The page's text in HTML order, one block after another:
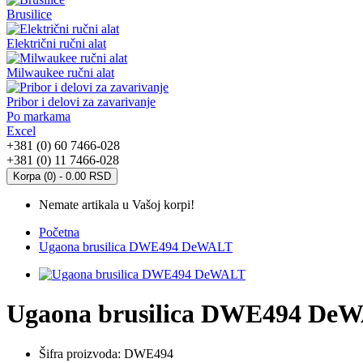
Brusilice
Električni ručni alat
Milwaukee ručni alat
Pribor i delovi za zavarivanje
Po markama
Excel
+381 (0) 60 7466-028
+381 (0) 11 7466-028
Korpa (0) - 0.00 RSD
Nemate artikala u Vašoj korpi!
Početna
Ugaona brusilica DWE494 DeWALT
Ugaona brusilica DWE494
Šifra proizvoda: DWE494